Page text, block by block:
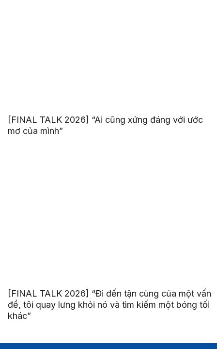
[FINAL TALK 2026] “Ai cũng xứng đáng với ước
mơ của mình”
[FINAL TALK 2026] “Đi đến tận cùng của một vấn
đề, tôi quay lưng khỏi nó và tìm kiếm một bóng tối
khác”